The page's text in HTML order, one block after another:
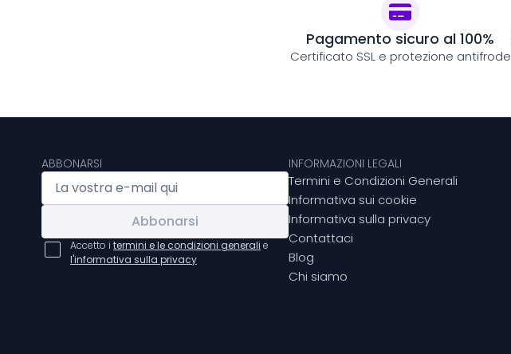
Pagamento sicuro al 100%
Certificato SSL e protezione antifrode
ABBONARSI
Abbonarsi
Accetto i termini e le condizioni generali e
l'informativa sulla privacy
INFORMAZIONI LEGALI
Termini e Condizioni Generali
Informativa sui cookie
Informativa sulla privacy
Contattaci
Blog
Chi siamo